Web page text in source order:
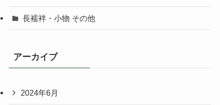
長襦袢・小物 その他
アーカイブ
2024年6月